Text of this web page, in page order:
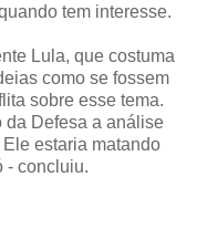
tem interesse.
Lula, que costuma
como se fossem
sobre esse tema.
da Defesa a análise
estaria matando
- concluiu.